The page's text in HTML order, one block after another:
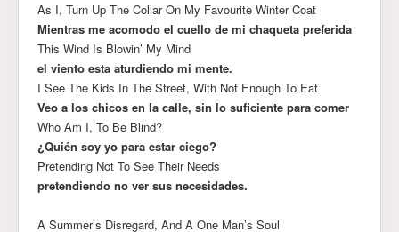
As I, Turn Up The Collar On My Favourite Winter Coat
Mientras me acomodo el cuello de mi chaqueta preferida
This Wind Is Blowin’ My Mind
el viento esta aturdiendo mi mente.
I See The Kids In The Street, With Not Enough To Eat
Veo a los chicos en la calle, sin lo suficiente para comer
Who Am I, To Be Blind?
¿Quién soy yo para estar ciego?
Pretending Not To See Their Needs
pretendiendo no ver sus necesidades.
A Summer’s Disregard, And A One Man’s Soul